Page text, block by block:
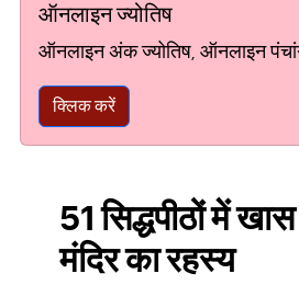
ऑनलाइन ज्योतिष
ऑनलाइन अंक ज्योतिष, ऑनलाइन
क्लिक करें
51 सिद्धपीठों में
मंदिर का रहस्य